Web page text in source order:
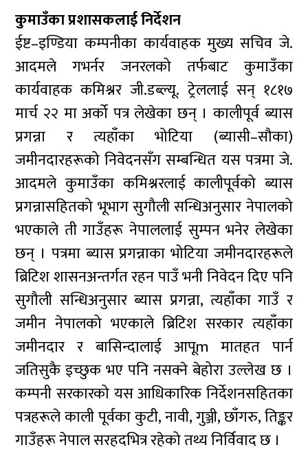
कुमाउँका प्रशासकलाई निर्देशन
ईष्ट–इण्डिया कम्पनीका कार्यवाहक मुख्य सचिव जे.
आदमले गभर्नर जनरलको तर्फबाट कुमाउँका
कार्यवाहक कमिश्नर जी.डब्ल्यू. ट्रेललाई सन् १८१७
मार्च २२ मा अर्को पत्र लेखेका छन् । कालीपूर्व ब्यास
प्रगन्ना र त्यहाँका भोटिया (ब्यासी–सौका)
जमीनदारहरूको निवेदनसँग सम्बन्धित यस पत्रमा जे.
आदमले कुमाउँका कमिश्नरलाई कालीपूर्वको ब्यास
प्रगन्नासहितको भूभाग सुगौली सन्धिअनुसार नेपालको
भएकाले ती गाउँहरू नेपाललाई सुम्पन भनेर लेखेका
छन् । पत्रमा ब्यास प्रगन्नाका भोटिया जमीनदारहरूले
ब्रिटिश शासनअन्तर्गत रहन पाउँ भनी निवेदन दिए पनि
सुगौली सन्धिअनुसार ब्यास प्रगन्ना, त्यहाँका गाउँ र
जमीन नेपालको भएकाले ब्रिटिश सरकार त्यहाँका
जमीनदार र बासिन्दालाई आपूm मातहत पार्न
जतिसुकै इच्छुक भए पनि नसक्ने बेहोरा उल्लेख छ ।
कम्पनी सरकारको यस आधिकारिक निर्देशनसहितका
पत्रहरूले काली पूर्वका कुटी, नावी, गुञ्जी, छाँगरु, तिङ्कर
गाउँहरू नेपाल सरहदभित्र रहेको तथ्य निर्विवाद छ ।